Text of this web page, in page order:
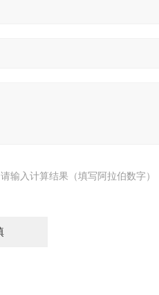
请输入计算结果（填写阿拉伯数字）